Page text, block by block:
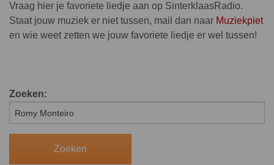
Vraag hier je favoriete liedje aan op SinterklaasRadio.
Staat jouw muziek er niet tussen, mail dan naar Muziekpiet
en wie weet zetten we jouw favoriete liedje er wel tussen!
Zoeken: